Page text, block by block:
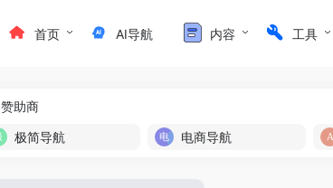
首页 AI导航 内容 工具
赞助商
极简导航
电商导航